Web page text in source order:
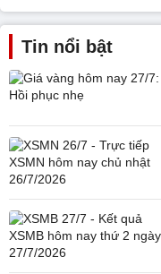
Tin nổi bật